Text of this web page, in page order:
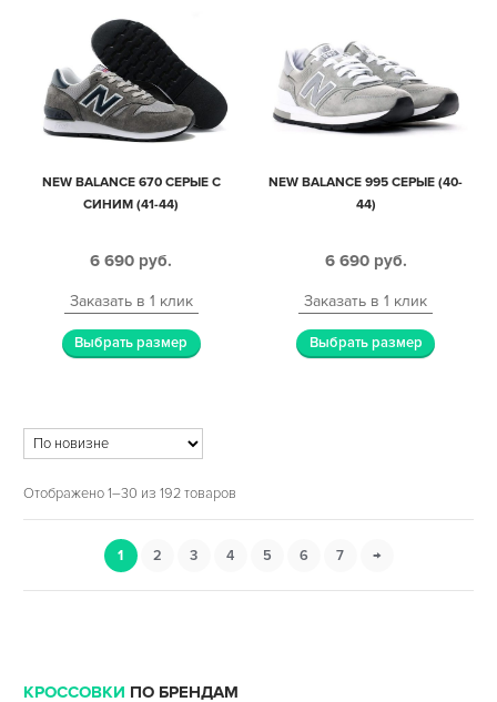
NEW BALANCE 670 СЕРЫЕ С
СИНИМ (41-44)
6 690 руб.
Заказать в 1 клик
Выбрать размер
NEW BALANCE 995 СЕРЫЕ (40-
44)
6 690 руб.
Заказать в 1 клик
Выбрать размер
Отображено 1–30 из 192 товаров
1 2 3 4 5 6 7 →
КРОССОВКИ ПО БРЕНДАМ